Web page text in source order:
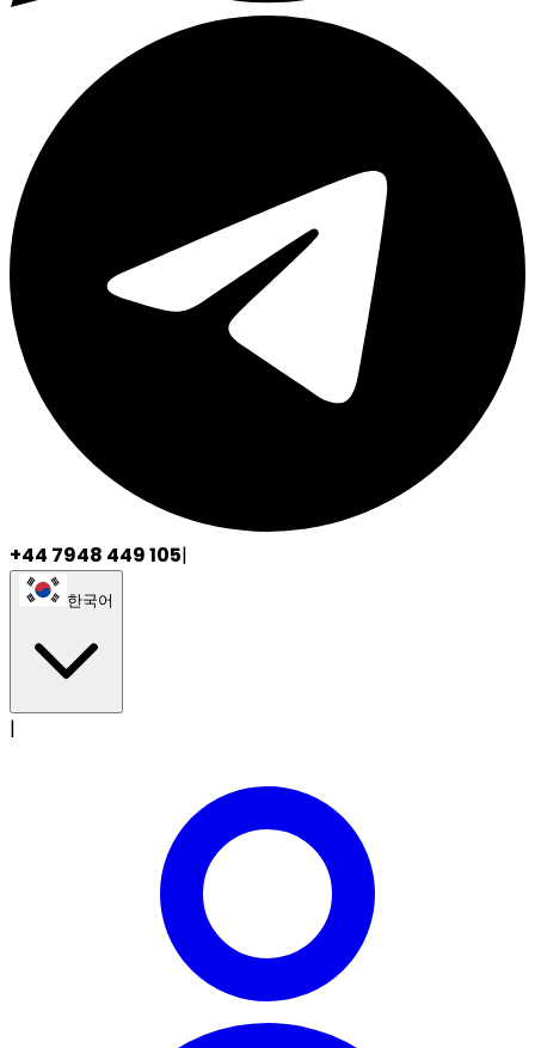
+44 7948 449 105|
한국어
|